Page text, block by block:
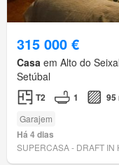
315 000 €
Casa em Alto do
Setúbal
T2 1 95
Garajem
Há 4 dias
SUPERCASA - DRAFT IN